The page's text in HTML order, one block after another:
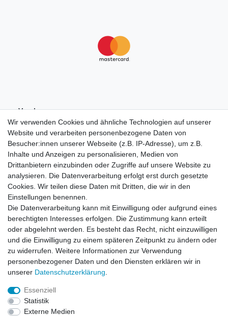
Vorab-
Überweisung
Wir verwenden Cookies und ähnliche Technologien auf unserer
Website und verarbeiten personenbezogene Daten von
Besucher:innen unserer Webseite (z.B. IP-Adresse), um z.B.
Inhalte und Anzeigen zu personalisieren, Medien von
Drittanbietern einzubinden oder Zugriffe auf unsere Website zu
analysieren. Die Datenverarbeitung erfolgt erst durch gesetzte
Cookies. Wir teilen diese Daten mit Dritten, die wir in den
Einstellungen benennen.
Die Datenverarbeitung kann mit Einwilligung oder aufgrund eines
berechtigten Interesses erfolgen. Die Zustimmung kann erteilt
oder abgelehnt werden. Es besteht das Recht, nicht einzuwilligen
und die Einwilligung zu einem späteren Zeitpunkt zu ändern oder
zu widerrufen. Weitere Informationen zur Verwendung
personenbezogener Daten und den Diensten erklären wir in
unserer Daten­schutz­erklärung
Essenziell
Statistik
Externe Medien